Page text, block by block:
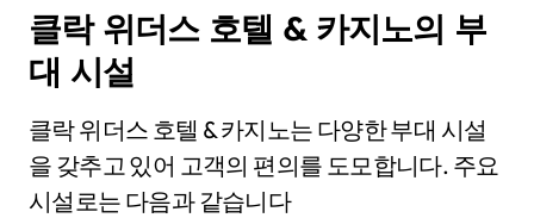
클락 위더스 호텔 & 카지노의 부
대 시설
클락 위더스 호텔 & 카지노는 다양한 부대 시설
을 갖추고 있어 고객의 편의를 도모합니다. 주요
시설로는 다음과 같습니다